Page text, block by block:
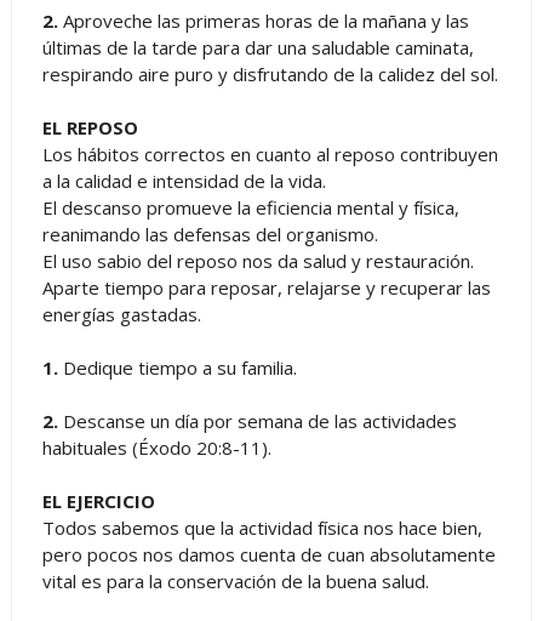
2. Aproveche las primeras horas de la mañana y las
últimas de la tarde para dar una saludable caminata,
respirando aire puro y disfrutando de la calidez del sol.
EL REPOSO
Los hábitos correctos en cuanto al reposo contribuyen
a la calidad e intensidad de la vida.
El descanso promueve la eficiencia mental y física,
reanimando las defensas del organismo.
El uso sabio del reposo nos da salud y restauración.
Aparte tiempo para reposar, relajarse y recuperar las
energías gastadas.
1.Dedique tiempo a su familia.
2.Descanse un día por semana de las actividades
habituales (Éxodo 20:8-11).
EL EJERCICIO
Todos sabemos que la actividad física nos hace bien,
pero pocos nos damos cuenta de cuan absolutamente
vital es para la conservación de la buena salud.